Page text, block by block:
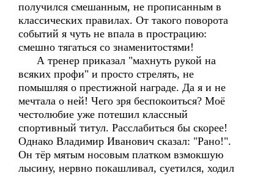
получился смешанным, не прописанным в
классических правилах. От такого поворота
событий я чуть не впала в прострацию:
смешно тягаться со знаменитостями!
А тренер приказал "махнуть рукой на
всяких профи" и просто стрелять, не
помышляя о престижной награде. Да я и не
мечтала о ней! Чего зря беспокоиться? Моё
честолюбие уже потешил классный
спортивный титул. Расслабиться бы скорее!
Однако Владимир Иванович сказал: "Рано!".
Он тёр мятым носовым платком взмокшую
лысину, нервно покашливал, суетился, ходил